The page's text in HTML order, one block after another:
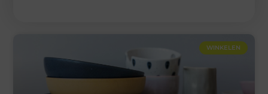
WINKELEN